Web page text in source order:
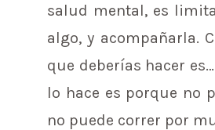
salud mental, es
algo, y acompañarla.
que deberías hacer
lo hace es porque no
no puede correr por